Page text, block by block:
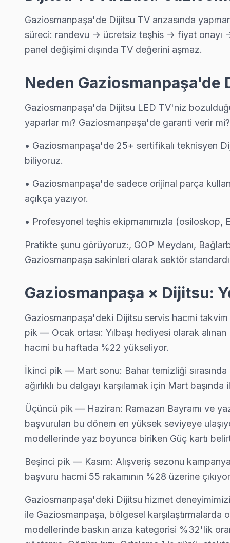
Gaziosmanpaşa TV Servis Merkezi →
Pazariçi Dijitsu Servis
Dijitsu TV'nizin Pazariçi adresine gelen ekibimiz osiloskop
Pazariçi Dijitsu Açılmıyor Arıza →
Sarıgöl Dijitsu Servis
Sarıgöl'deki Dijitsu TV kullanıcılarına ikinci el cihaz alırken
Gaziosmanpaşa TV Servis Merkezi →
Şemsipaşa'de Dijitsu TV ekranında çizgi, donma ya da ses
Şemsipaşa Dijitsu Açılmıyor Arıza →
Yenidoğan Dijitsu Servis
Yenidoğan sakinlerine özel: Dijitsu TV tamirinde parça
Gaziosmanpaşa Dijitsu TV Servis Hizmet
Gaziosmanpaşa bölgesine kapıya gelen Dijitsu TV tamir servisi
Gaziosmanpaşa'de Dijitsu TV arızasında
süreci: randevu → ücretsiz teşhis → fiyat onayı
panel değişimi dışında TV değerini aşmaz.
Neden
Gaziosmanpaşa'da Dijitsu LED TV'niz
yaparlar mı? Gaziosmanpaşa'de garanti verir
• Gaziosmanpaşa'de 25+ sertifikalı teknisyen
biliyoruz.
• Gaziosmanpaşa'de sadece orijinal parça
açıkça yazıyor.
• Profesyonel teşhis ekipmanımızla (osiloskop,
Pratikte şunu görüyoruz:, GOP Meydanı,
Gaziosmanpaşa sakinleri olarak sektör
Gaziosmanpaşa × Dijitsu:
Gaziosmanpaşa'deki Dijitsu servis hacmi takvim
pik — Ocak ortası: Yılbaşı hediyesi olarak
hacmi bu haftada %22 yükseliyor.
İkinci pik — Mart sonu: Bahar temizliği sırasında
ağırlıklı bu dalgayı karşılamak için Mart
Üçüncü pik — Haziran: Ramazan Bayramı ve
başvuruları bu dönem en yüksek seviyeye
modellerinde yaz boyunca biriken Güç kartı
Beşinci pik — Kasım: Alışveriş sezonu
başvuru hacmi 55 rakamının %28 üzerine
Gaziosmanpaşa'deki Dijitsu hizmet
ile Gaziosmanpaşa, bölgesel karşılaştırmalarda
modellerinde baskın arıza kategorisi %32'lik